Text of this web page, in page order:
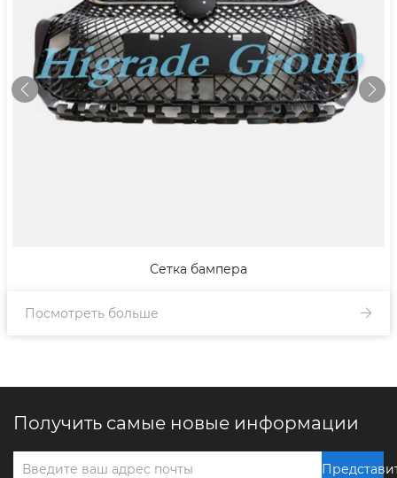
Сетка бампера
Посмотреть больше
Получить самые новые информации